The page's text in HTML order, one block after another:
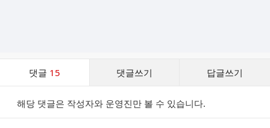
댓글 15 댓글쓰기 답글쓰기
리
해당 댓글은 작성자와 운영진만 볼 수 있습니다.